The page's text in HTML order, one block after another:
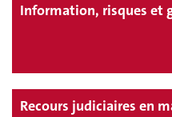
Information, risques et
Recours judiciaires en